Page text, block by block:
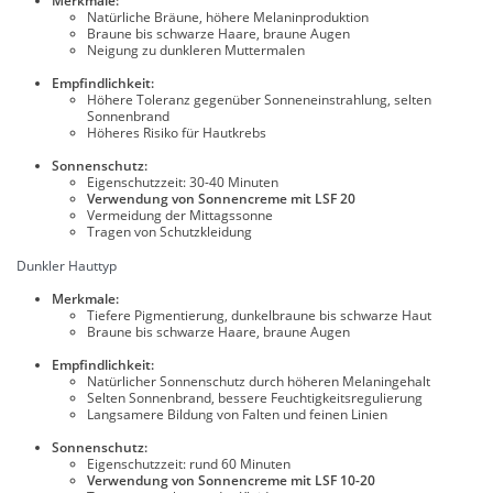
Natürliche Bräune, höhere Melaninproduktion
Braune bis schwarze Haare, braune Augen
Neigung zu dunkleren Muttermalen
Empfindlichkeit:
Höhere Toleranz gegenüber Sonneneinstrahlung, selten
Sonnenbrand
Höheres Risiko für Hautkrebs
Sonnenschutz:
Eigenschutzzeit: 30-40 Minuten
Verwendung von Sonnencreme mit LSF 20
Vermeidung der Mittagssonne
Tragen von Schutzkleidung
Dunkler Hauttyp
Merkmale:
Tiefere Pigmentierung, dunkelbraune bis schwarze Haut
Braune bis schwarze Haare, braune Augen
Empfindlichkeit:
Natürlicher Sonnenschutz durch höheren Melaningehalt
Selten Sonnenbrand, bessere Feuchtigkeitsregulierung
Langsamere Bildung von Falten und feinen Linien
Sonnenschutz:
Eigenschutzzeit: rund 60 Minuten
Verwendung von Sonnencreme mit LSF 10-20